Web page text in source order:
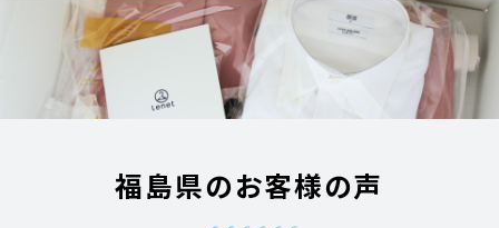
福島県のお客様の声